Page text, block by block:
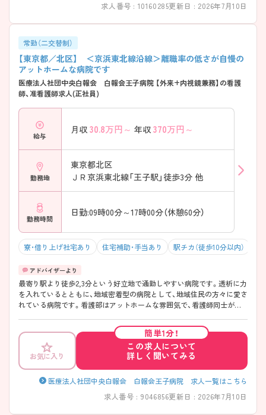
求人番号 : 10160285更新日 : 2026年7月10日
常勤（二交替制）
【東京都／北区】 ＜京浜東北線沿線＞離職率の低さが自慢の
アットホームな病院です
医療法人社団中央白報会 白報会王子病院 【外来+内視鏡兼務】の看護
師、准看護師求人(正社員)
給与
月収 30.8万円～ 年収 370万円～
勤務地
東京都北区
ＪＲ京浜東北線「王子駅」徒歩3分 他
勤務時間
日勤:09時00分～17時00分（休憩60分）
寮・借り上げ社宅あり 住宅補助・手当あり 駅チカ（徒歩10分以内）
最寄り駅より徒歩2,3分という好立地で通勤しやすい病院です。透析に力
を入れているとともに、地域密着型の病院として、地域住民の方々に愛さ
れている病院です。看護部はアットホームな雰囲気で、看護師同士が支
幅広い方がお勤めされています。病棟配属は、外科・内科と選ぶことがで
き、今よりも急性期度合いを落としたい方や、一から看護を学び直したい
方、ご家庭との両立を図りたい方にオススメです。見学も可能ですので、
ご興味ある方はお気軽にお問い合わせください。
お気に入り
簡単1分！
この求人について
詳しく聞いてみる
医療法人社団中央白報会 白報会王子病院 求人一覧はこちら
求人番号 : 9046856更新日 : 2026年7月10日